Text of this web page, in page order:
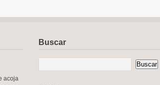
acoja
Buscar